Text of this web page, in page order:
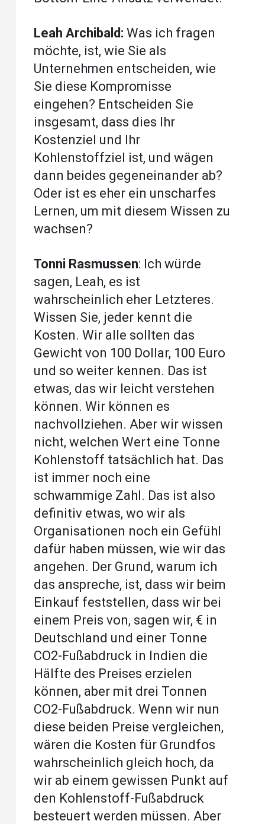
Leah Archibald: Was ich fragen
möchte, ist, wie Sie als
Unternehmen entscheiden, wie
Sie diese Kompromisse
eingehen? Entscheiden Sie
insgesamt, dass dies Ihr
Kostenziel und Ihr
Kohlenstoffziel ist, und wägen
dann beides gegeneinander ab?
Oder ist es eher ein unscharfes
Lernen, um mit diesem Wissen zu
wachsen?
Tonni Rasmussen: Ich würde
sagen, Leah, es ist
wahrscheinlich eher Letzteres.
Wissen Sie, jeder kennt die
Kosten. Wir alle sollten das
Gewicht von 100 Dollar, 100 Euro
und so weiter kennen. Das ist
etwas, das wir leicht verstehen
können. Wir können es
nachvollziehen. Aber wir wissen
nicht, welchen Wert eine Tonne
Kohlenstoff tatsächlich hat. Das
ist immer noch eine
schwammige Zahl. Das ist also
definitiv etwas, wo wir als
Organisationen noch ein Gefühl
dafür haben müssen, wie wir das
angehen. Der Grund, warum ich
das anspreche, ist, dass wir beim
Einkauf feststellen, dass wir bei
einem Preis von, sagen wir, € in
Deutschland und einer Tonne
CO2-Fußabdruck in Indien die
Hälfte des Preises erzielen
können, aber mit drei Tonnen
CO2-Fußabdruck. Wenn wir nun
diese beiden Preise vergleichen,
wären die Kosten für Grundfos
wahrscheinlich gleich hoch, da
wir ab einem gewissen Punkt auf
den Kohlenstoff-Fußabdruck
besteuert werden müssen. Aber